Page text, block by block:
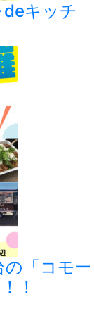
キッチ
「コモー
！